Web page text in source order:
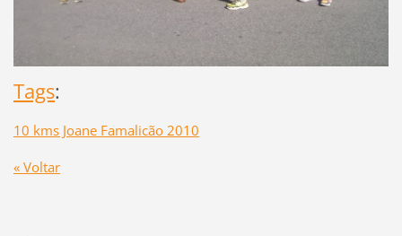
Tags:
10 kms Joane Famalicão 2010
« Voltar